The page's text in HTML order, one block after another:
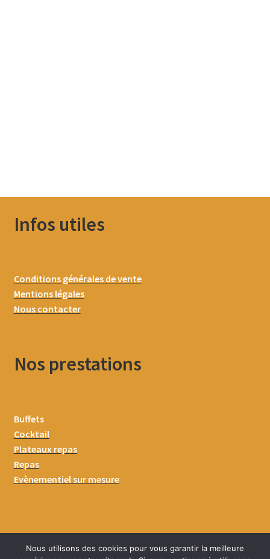
Infos utiles
Conditions générales de vente
Mentions légales
Nous contacter
Nos prestations
Buffets
Cocktail
Plateaux repas
Repas
Evènementiel sur mesure
Nous utilisons des cookies pour vous garantir la meilleure